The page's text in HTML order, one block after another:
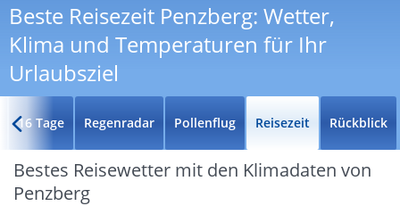
Beste Reisezeit Penzberg: Wetter,
Klima und Temperaturen für Ihr
Urlaubsziel
16 Tage Regenradar Pollenflug Reisezeit Rückblick
Bestes Reisewetter mit den Klimadaten von
Penzberg